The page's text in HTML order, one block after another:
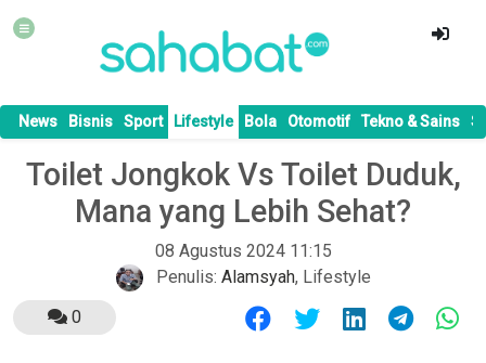
News Bisnis Sport Lifestyle Bola Otomotif Tekno & Sains
Toilet Jongkok Vs Toilet Duduk,
Mana yang Lebih Sehat?
08 Agustus 2024 11:15
Penulis: Alamsyah, Lifestyle
0